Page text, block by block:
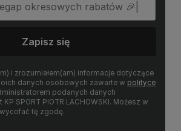
Zapisz się
i zrozumiałem(am) informacje dotyczące
danych osobowych zawarte w polityce
podanych danych
SPORT PIOTR LACHOWSKI. Możesz w
tę zgodę.